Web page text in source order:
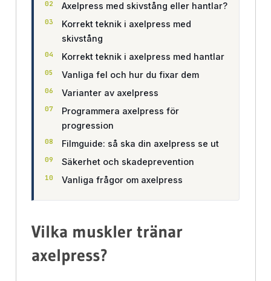
Axelpress med skivstång eller hantlar?
Korrekt teknik i axelpress med
skivstång
Korrekt teknik i axelpress med hantlar
Vanliga fel och hur du fixar dem
Varianter av axelpress
Programmera axelpress för
progression
Filmguide: så ska din axelpress se ut
Säkerhet och skadeprevention
Vanliga frågor om axelpress
Vilka muskler tränar
axelpress?